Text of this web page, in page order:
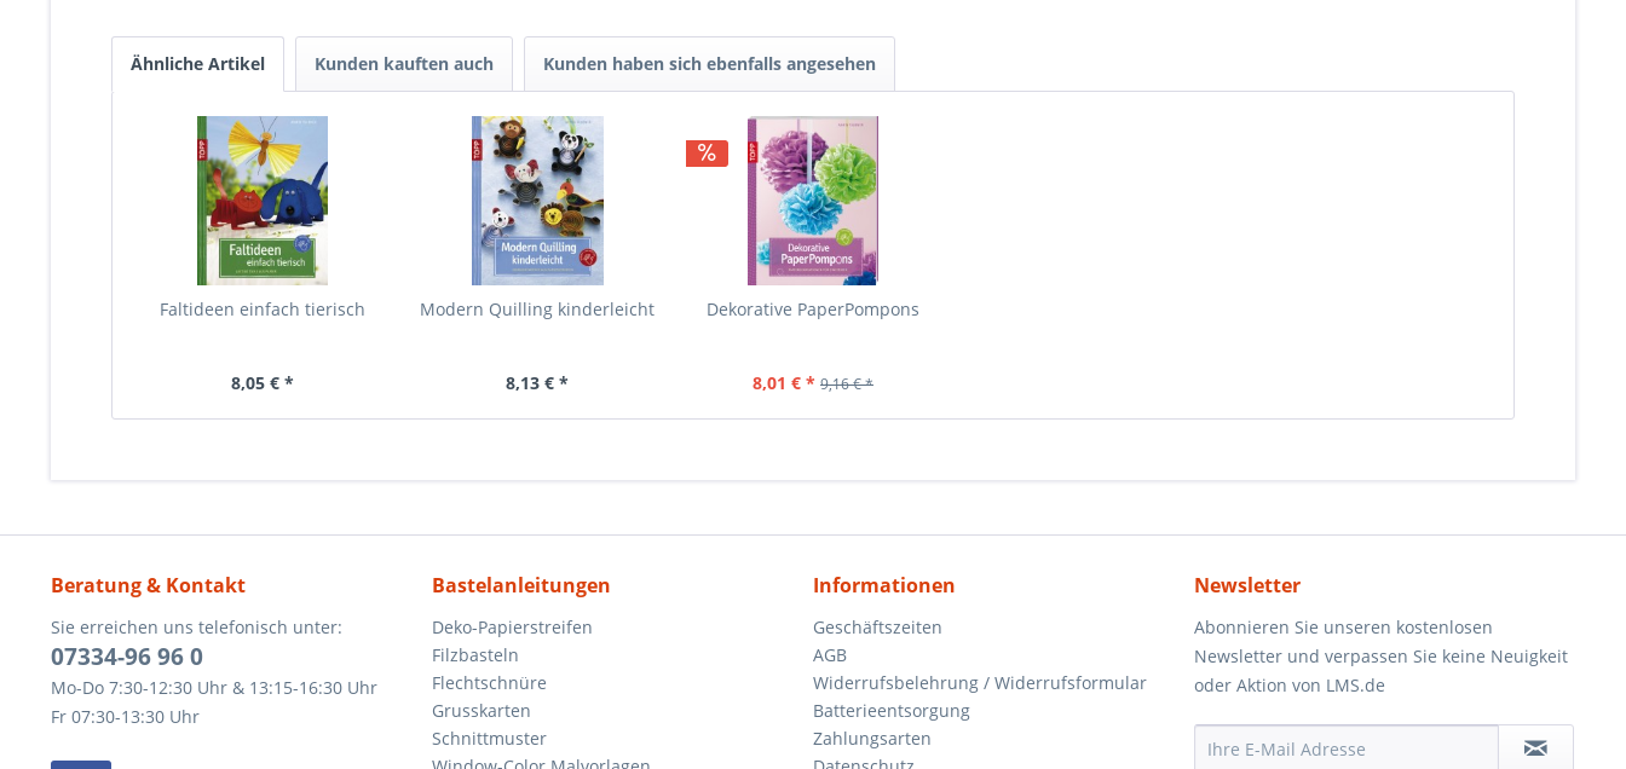
Ähnliche Artikel Kunden kauften auch Kunden haben sich ebenfalls angesehen
Faltideen einfach tierisch
8,05 € *
Modern Quilling kinderleicht
8,13 € *
Dekorative PaperPompons
8,01 € * 9,16 € *
Beratung & Kontakt
Sie erreichen uns telefonisch unter:
07334-96 96 0
Mo-Do 7:30-12:30 Uhr & 13:15-16:30 Uhr
Fr 07:30-13:30 Uhr
Bastelanleitungen
Deko-Papierstreifen
Filzbasteln
Flechtschnüre
Grusskarten
Schnittmuster
Informationen
Geschäftszeiten
AGB
Widerrufsbelehrung / Widerrufsformular
Batterieentsorgung
Zahlungsarten
Newsletter
Abonnieren Sie unseren kostenlosen
Newsletter und verpassen Sie keine Neuigkeit
oder Aktion von LMS.de